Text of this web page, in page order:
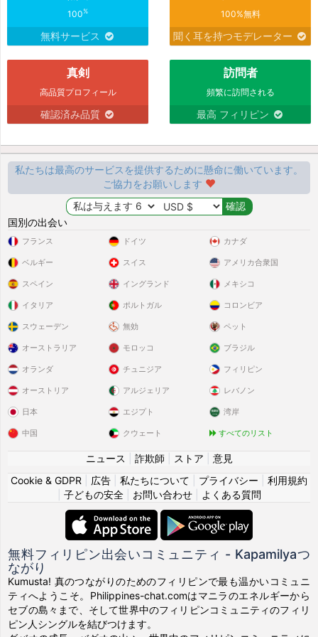
100%
無料サービス
100%無料
聞く耳を持つモデレーター
真剣
高品質プロフィール
確認済み品質
訪問者
頻繁に訪問される
最高 フィリピン
私たちは最高のサービスを提供するために懸命に働いています。
ご協力をお願いします
国別の出会い
フランス
ベルギー
スペイン
イタリア
スウェーデン
ドイツ
スイス
イングランド
ポルトガル
無効
カナダ
アメリカ合衆国
メキシコ
コロンビア
ペット
オーストラリア
オランダ
オーストリア
日本
中国
モロッコ
チュニジア
アルジェリア
エジプト
クウェート
ブラジル
フィリピン
レバノン
湾岸
すべてのリスト
ニュース 詐欺師 ストア
意見
Cookie & GDPR
広告 私たちについて プライバシー
利用規約
子どもの安全| お問い合わせ| よくある質問
無料フィリピン出会いコミュニティ - Kapamilyaつ
ながり
Kumusta! 真のつながりのためのフィリピンで最も温かいコミュニ
ティへようこそ。Philippines-chat.comはマニラのエネルギーから
セブの島々まで、そして世界中のフィリピンコミュニティのフィリ
ピン人シングルを結びつけます。